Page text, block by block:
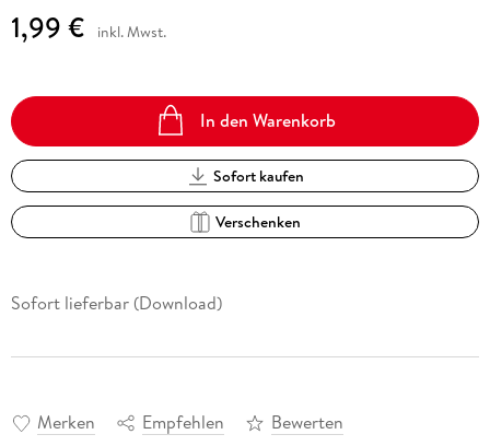
1,99 € inkl. Mwst.
In den Warenkorb
Sofort kaufen
Verschenken
Sofort lieferbar (Download)
Merken Empfehlen Bewerten